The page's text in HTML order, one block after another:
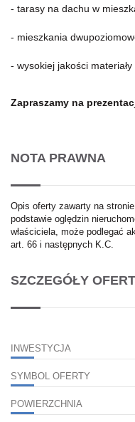
- tarasy na dachu w
- mieszkania
- wysokiej jakości
Zapraszamy na
NOTA PRAWNA
Opis oferty zawarty na
podstawie oględzin
właściciela, może podlegać
art. 66 i następnych K.C.
SZCZEGÓŁY
INWESTYCJA
SYMBOL OFERTY
POWIERZCHNIA